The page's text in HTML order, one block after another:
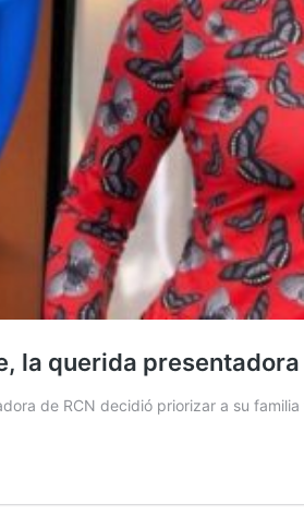
la querida
de RCN decidió priorizar a su